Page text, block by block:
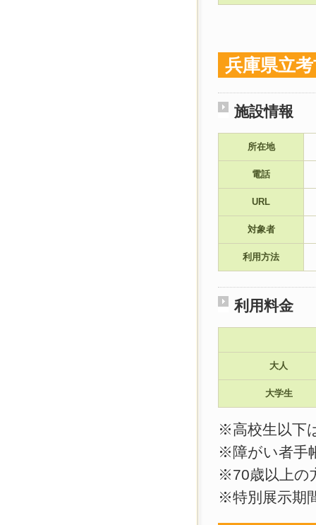
兵庫県立
施設情報
所在地
電話
URL
対象者
利用方法
利用料金
大人
大学生
※高校生以下
※障がい者手
※70歳以上の
※特別展示期